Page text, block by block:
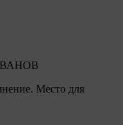
Место для